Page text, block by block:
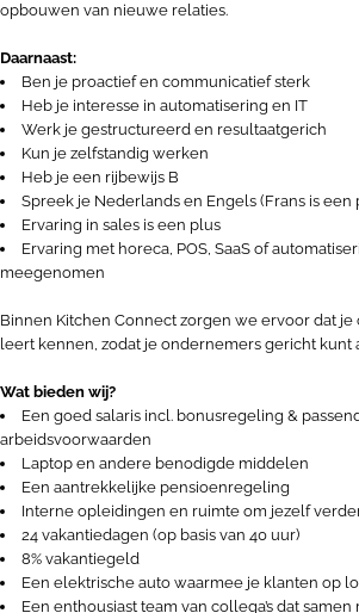
opbouwen van nieuwe relaties.
Daarnaast:
Ben je proactief en communicatief sterk
Heb je interesse in automatisering en IT
Werk je gestructureerd en resultaatgerich
Kun je zelfstandig werken
Heb je een rijbewijs B
Spreek je Nederlands en Engels (Frans is een
Ervaring in sales is een plus
Ervaring met horeca, POS, SaaS of
meegenomen
Binnen Kitchen Connect zorgen we ervoor dat
leert kennen, zodat je ondernemers gericht kunt
Wat bieden wij?
Een goed salaris incl. bonusregeling &
arbeidsvoorwaarden
Laptop en andere benodigde middelen
Een aantrekkelijke pensioenregeling
Interne opleidingen en ruimte om jezelf
24 vakantiedagen (op basis van 40 uur)
8% vakantiegeld
Een elektrische auto waarmee je klanten op
Een enthousiast team van collega’s dat